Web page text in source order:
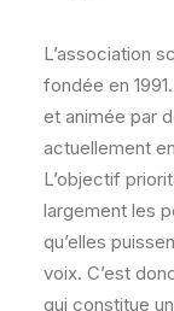
L’association
fondée en
et animée par
actuellement
L’objectif
largement les
qu’elles
voix. C’est
qui constitue